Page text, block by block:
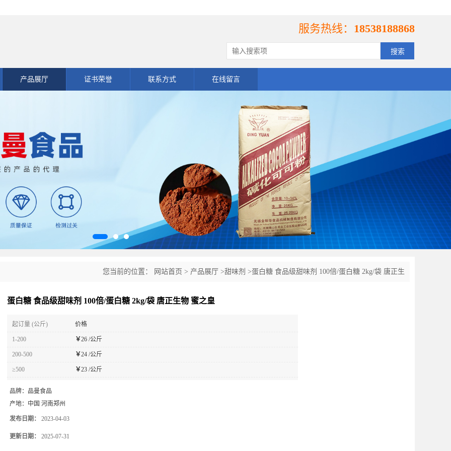
服务热线： 18538188868
产品展厅 证书荣誉 联系方式 在线留言
您当前的位置： 网站首页 > 产品展厅 >甜味剂 >蛋白糖 食品级甜味剂 100倍/蛋白糖 2kg/袋 唐正生
蛋白糖 食品级甜味剂 100倍/蛋白糖 2kg/袋 唐正生物 蜜之皇
起订量 (公斤) 价格
1-200 ￥26 /公斤
200-500 ￥24 /公斤
≥500 ￥23 /公斤
品牌： 品曼食品
产地： 中国 河南郑州
发布日期： 2023-04-03
更新日期： 2025-07-31